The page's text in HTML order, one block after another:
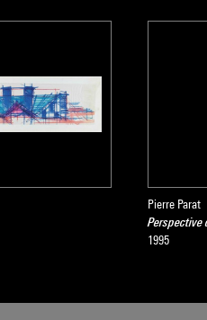
Pierre Parat
Perspective
1995